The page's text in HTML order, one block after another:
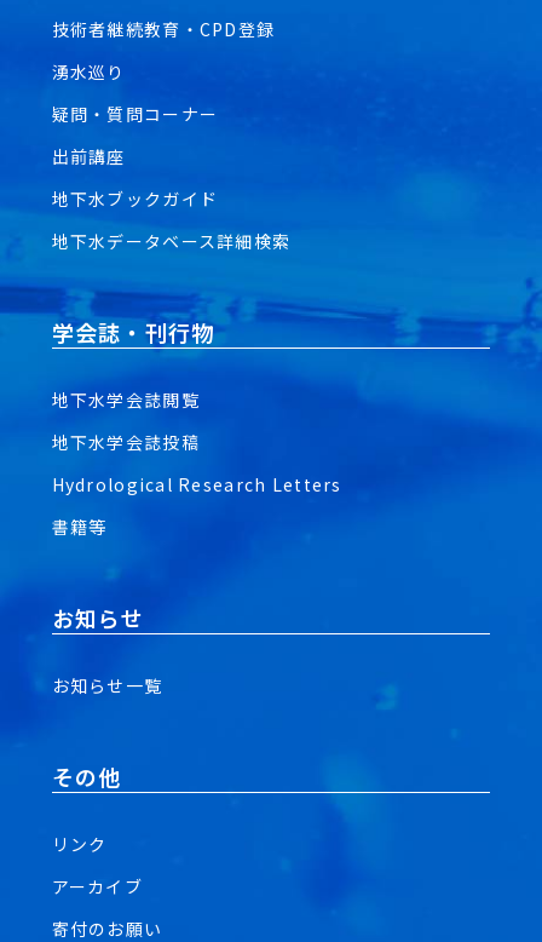
技術者継続教育・CPD登録
湧水巡り
疑問・質問コーナー
出前講座
地下水ブックガイド
地下水データベース詳細検索
学会誌・刊行物
地下水学会誌閲覧
地下水学会誌投稿
Hydrological Research Letters
書籍等
お知らせ
お知らせ一覧
その他
リンク
アーカイブ
寄付のお願い